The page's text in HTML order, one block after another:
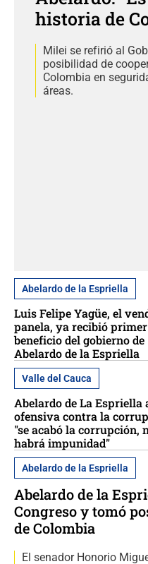
historia de
Milei se refirió al
posibilidad de
Colombia en
áreas.
Abelardo de la Espriella
Luis Felipe Yagüe, el
panela, ya recibió primer
beneficio del gobierno de
Abelardo de la Espriella
Valle del Cauca
Abelardo de La Espriella
ofensiva contra la
"se acabó la corrupción,
habrá impunidad"
Abelardo de la Espriella
Abelardo de la
Congreso y tomó
de Colombia
El senador Honorio